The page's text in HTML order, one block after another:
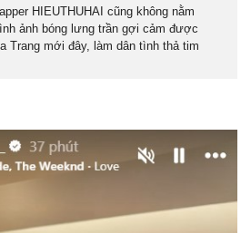
HIEUTHUHAI cũng không nằm
ảnh bóng lưng trần gợi cảm được
Trang mới đây, làm dân tình thả tim